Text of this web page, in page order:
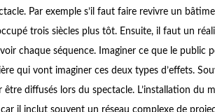
Par exemple s’il faut faire revivre un
trois siècles plus tôt. Ensuite, il faut un
chaque séquence. Imaginer ce que le public
qui vont imaginer ces deux types d’effets.
être diffusés lors du spectacle. L’installation du
il inclut souvent un réseau complexe de